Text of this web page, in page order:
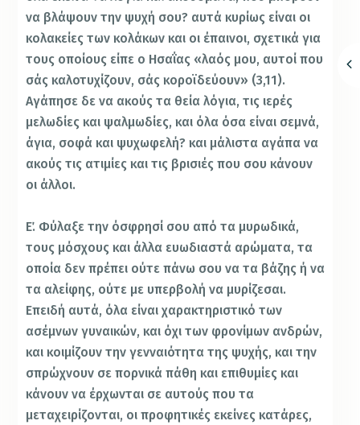
να βλάψουν την ψυχή σου? αυτά κυρίως είναι οι
κολακείες των κολάκων και οι έπαινοι, σχετικά για
τους οποίους είπε ο Ησαΐας «λαός μου, αυτοί που
σάς καλοτυχίζουν, σάς κοροϊδεύουν» (3,11).
Αγάπησε δε να ακούς τα θεία λόγια, τις ιερές
μελωδίες και ψαλμωδίες, και όλα όσα είναι σεμνά,
άγια, σοφά και ψυχωφελή? και μάλιστα αγάπα να
ακούς τις ατιμίες και τις βρισιές που σου κάνουν
οι άλλοι.
Ε΄. Φύλαξε την όσφρησί σου από τα μυρωδικά,
τους μόσχους και άλλα ευωδιαστά αρώματα, τα
οποία δεν πρέπει ούτε πάνω σου να τα βάζης ή να
τα αλείφης, ούτε με υπερβολή να μυρίζεσαι.
Επειδή αυτά, όλα είναι χαρακτηριστικό των
ασέμνων γυναικών, και όχι των φρονίμων ανδρών,
και κοιμίζουν την γενναιότητα της ψυχής, και την
σπρώχνουν σε πορνικά πάθη και επιθυμίες και
κάνουν να έρχωνται σε αυτούς που τα
μεταχειρίζονται, οι προφητικές εκείνες κατάρες,